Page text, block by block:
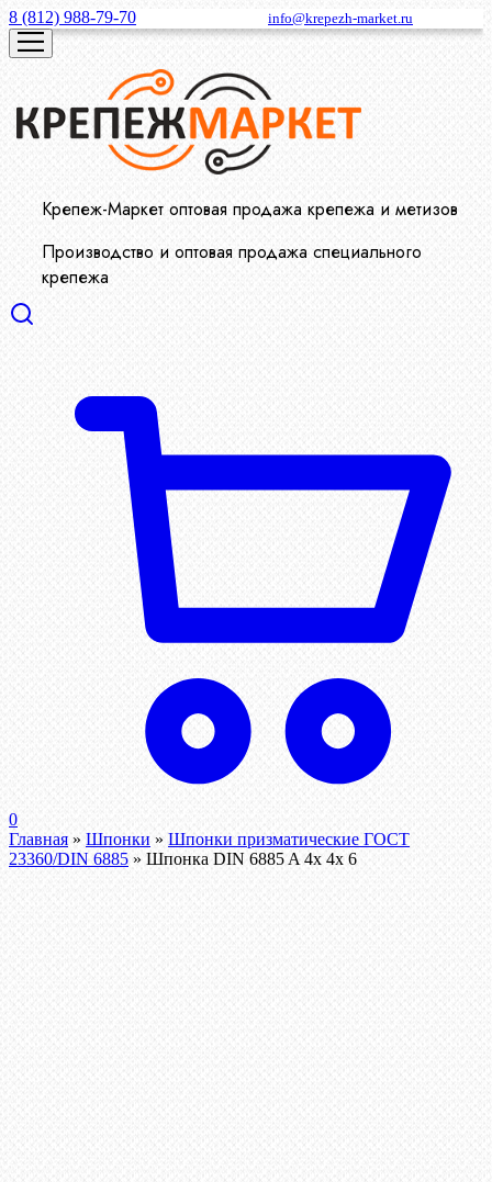
8 (812) 988-79-70 info@krepezh-market.ru
Крепеж-Маркет оптовая продажа крепежа и метизов
Производство и оптовая продажа специального
крепежа
0
Главная » Шпонки » Шпонки призматические ГОСТ
23360/DIN 6885 » Шпонка DIN 6885 A 4x 4x 6